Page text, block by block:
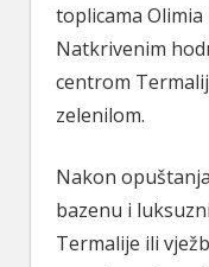
toplicama
Natkrivenim
centrom
zelenilom.
Nakon
bazenu i
Termalije ili